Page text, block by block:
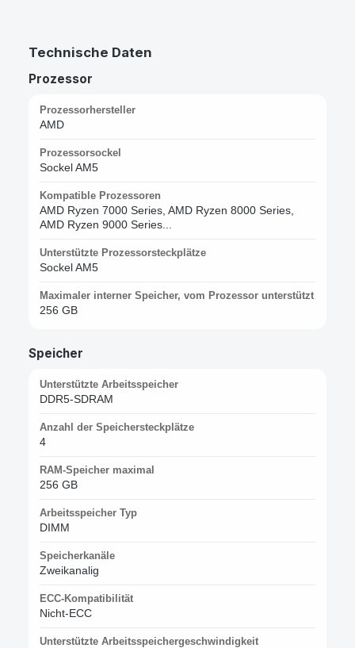
Technische Daten
Prozessor
Prozessorhersteller
AMD
Prozessorsockel
Sockel AM5
Kompatible Prozessoren
AMD Ryzen 7000 Series, AMD Ryzen 8000 Series,
AMD Ryzen 9000 Series...
Unterstützte Prozessorsteckplätze
Sockel AM5
Maximaler interner Speicher, vom Prozessor unterstützt
256 GB
Speicher
Unterstützte Arbeitsspeicher
DDR5-SDRAM
Anzahl der Speichersteckplätze
4
RAM-Speicher maximal
256 GB
Arbeitsspeicher Typ
DIMM
Speicherkanäle
Zweikanalig
ECC-Kompatibilität
Nicht-ECC
Unterstützte Arbeitsspeichergeschwindigkeit